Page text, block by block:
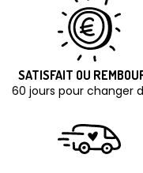
SATISFAIT OU
60 jours pour changer